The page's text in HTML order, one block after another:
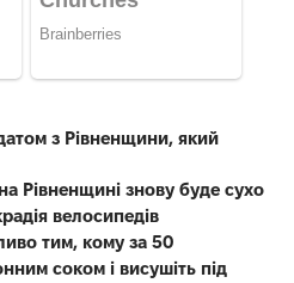
з Рівненщини, який
Рівненщині знову буде сухо
велосипедів
тим, кому за 50
соком і висушіть під